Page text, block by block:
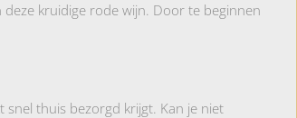
kruidige rode wijn. Door te beginnen
snel thuis bezorgd krijgt. Kan je niet